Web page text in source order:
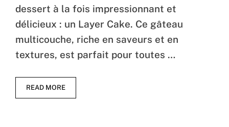
dessert à la fois impressionnant et
délicieux : un Layer Cake. Ce gâteau
multicouche, riche en saveurs et en
textures, est parfait pour toutes …
READ MORE